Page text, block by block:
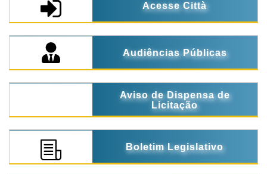
Acesse Città
Audiências Públicas
Aviso de Dispensa de
Licitação
Boletim Legislativo